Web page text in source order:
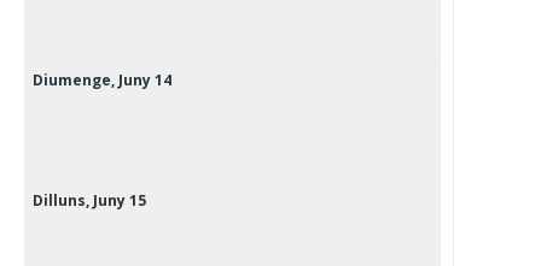
Diumenge, Juny14
Dilluns, Juny15